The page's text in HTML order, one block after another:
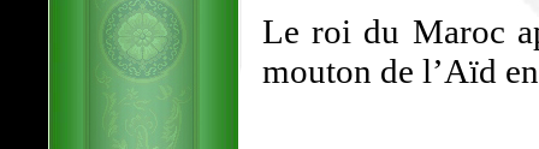
Le roi du Maroc
mouton de l’Aïd